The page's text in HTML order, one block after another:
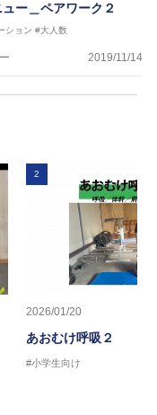
ー＿ペアワーク２
ション #大人数
2019/11/14
2
2026/01/20
あおむけ呼吸２
#小学生向け